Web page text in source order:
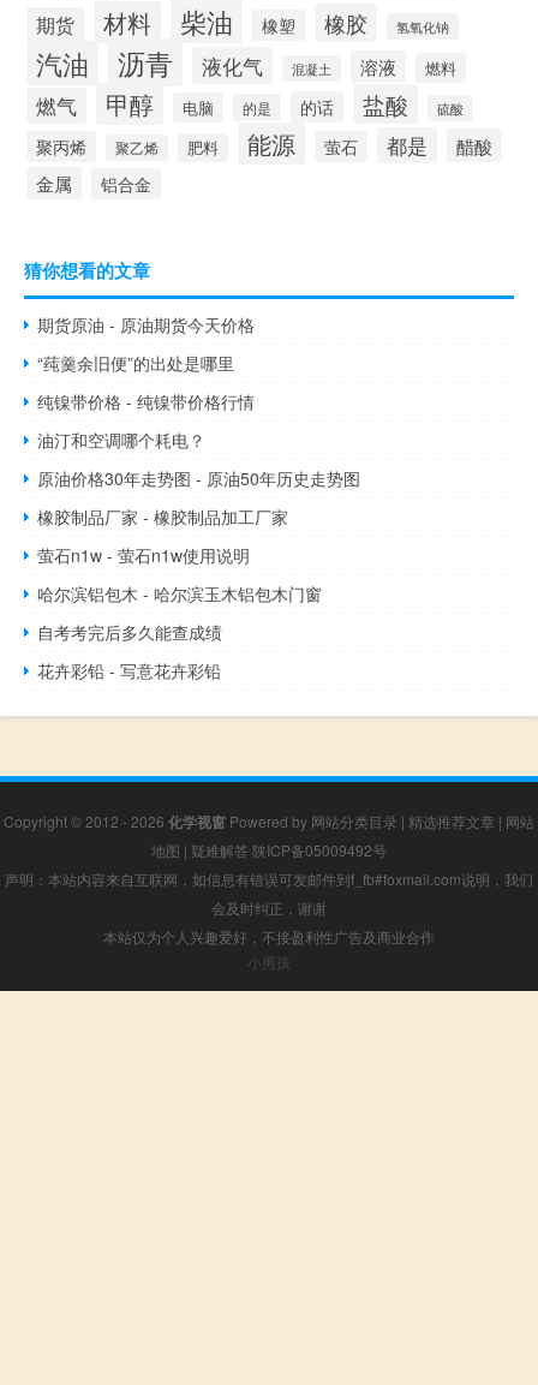
期货 材料 柴油 橡塑 橡胶 氢氧化钠
汽油 沥青 液化气 混凝土 溶液 燃料
燃气 甲醇 电脑 的是 的话 盐酸 硫酸
聚丙烯 聚乙烯 肥料 能源 萤石 都是 醋酸
金属 铝合金
猜你想看的文章
期货原油 - 原油期货今天价格
“莼羹余旧便”的出处是哪里
纯镍带价格 - 纯镍带价格行情
油汀和空调哪个耗电？
原油价格30年走势图 - 原油50年历史走势图
橡胶制品厂家 - 橡胶制品加工厂家
萤石n1w - 萤石n1w使用说明
哈尔滨铝包木 - 哈尔滨玉木铝包木门窗
自考考完后多久能查成绩
花卉彩铅 - 写意花卉彩铅
Copyright © 2012 - 2026 化学视窗 Powered by 网站分类目录 | 精选推荐文章 | 网站
地图 | 疑难解答 陕ICP备05009492号
声明：本站内容来自互联网，如信息有错误可发邮件到f_fb#foxmail.com说明，我们
会及时纠正，谢谢
本站仅为个人兴趣爱好，不接盈利性广告及商业合作
小男孩